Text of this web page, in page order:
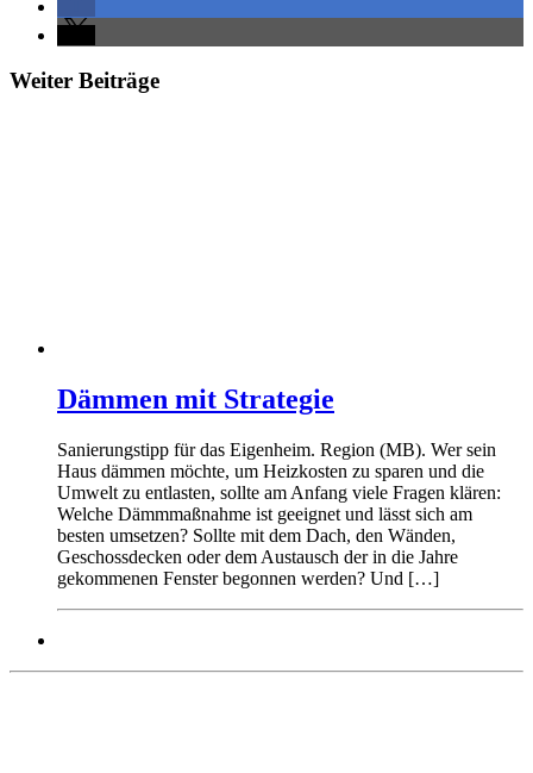
Weiter Beiträge
Dämmen mit Strategie
Sanierungstipp für das Eigenheim. Region (MB). Wer sein
Haus dämmen möchte, um Heizkosten zu sparen und die
Umwelt zu entlasten, sollte am Anfang viele Fragen klären:
Welche Dämmmaßnahme ist geeignet und lässt sich am
besten umsetzen? Sollte mit dem Dach, den Wänden,
Geschossdecken oder dem Austausch der in die Jahre
gekommenen Fenster begonnen werden? Und […]